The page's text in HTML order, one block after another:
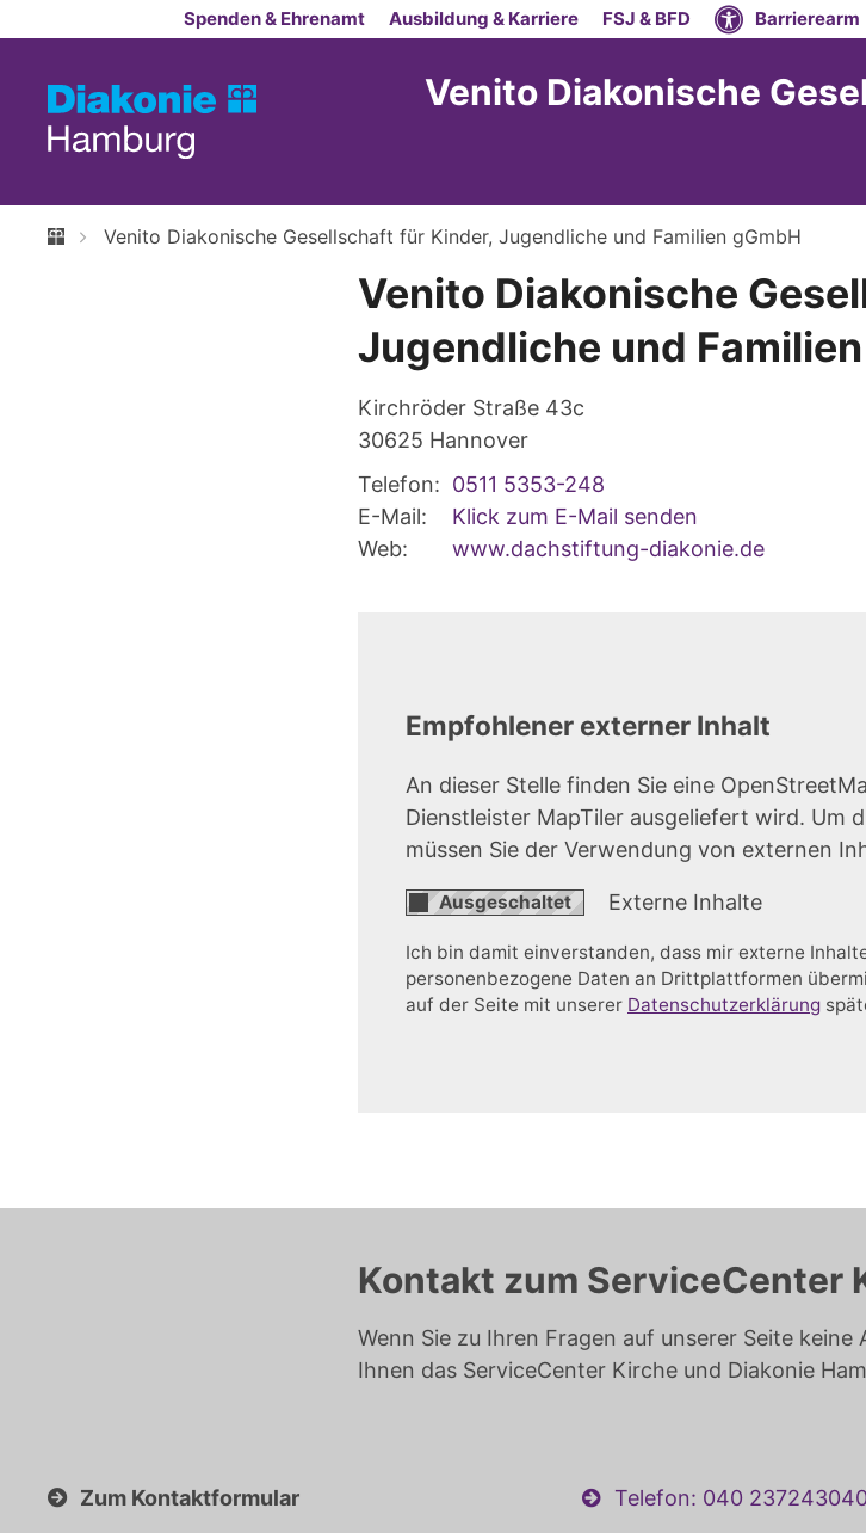
Zum Inhalt springenSpenden & Ehrenamt Ausbildung & Karriere FSJ & BFD Barrierearm
Venito Diakonische
Venito Diakonische Gesellschaft für Kinder, Jugendliche und Familien gGmbH
Venito Diakonische
Jugendliche und
Kirchröder Straße 43c
30625 Hannover
Telefon: 0511 5353-248
E-Mail:
Klick zum E-Mail senden
Web:
www.dachstiftung-diakonie.de
Empfohlener externer Inhalt
An dieser Stelle finden Sie eine
Dienstleister MapTiler ausgeliefert wird. Um
müssen Sie der Verwendung von externen
Externe Inhalte
Ich bin damit einverstanden, dass mir externe
personenbezogene Daten an Drittplattformen
auf der Seite mit unserer Datenschutzerklärung
Kontakt zum ServiceCenter
Wenn Sie zu Ihren Fragen auf unserer Seite
Ihnen das ServiceCenter Kirche und Diakonie
Zum Kontaktformular Telefon: 040